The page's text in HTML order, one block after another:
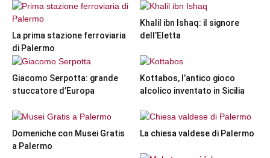
La prima stazione ferroviaria
di Palermo
Khalil ibn Ishaq: il signore
dell’Eletta
Giacomo Serpotta: grande
stuccatore d’Europa
Kottabos, l’antico gioco
alcolico inventato in Sicilia
Domeniche con Musei Gratis
a Palermo
La chiesa valdese di Palermo